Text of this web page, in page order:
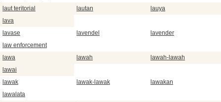
laut teritorial lautan
lauya
lava
lavase
lavendel
lavender
law enforcement
lawa
lawah
lawah-lawah
lawai
lawak
lawak-lawak
lawakan
lawalata